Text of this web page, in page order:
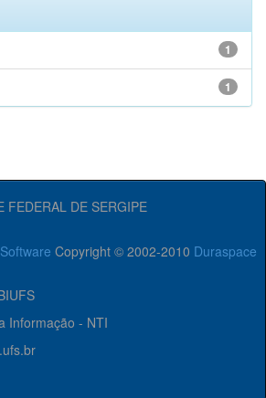
1
1
FEDERAL DE SERGIPE
Copyright © 2002-2010 Duraspace
Informação - NTI